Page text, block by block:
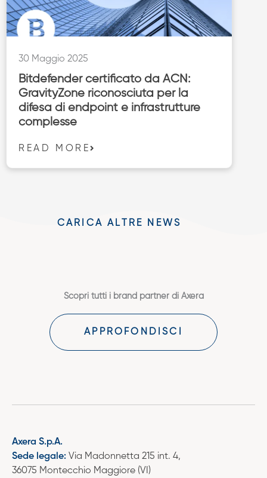
30 Maggio 2025
Bitdefender certificato da ACN:
GravityZone riconosciuta per la
difesa di endpoint e infrastrutture
complesse
READ MORE
CARICA ALTRE NEWS
Scopri tutti i brand partner di Axera
APPROFONDISCI
Axera S.p.A.
Sede legale: Via Madonnetta 215 int. 4,
36075 Montecchio Maggiore (VI)